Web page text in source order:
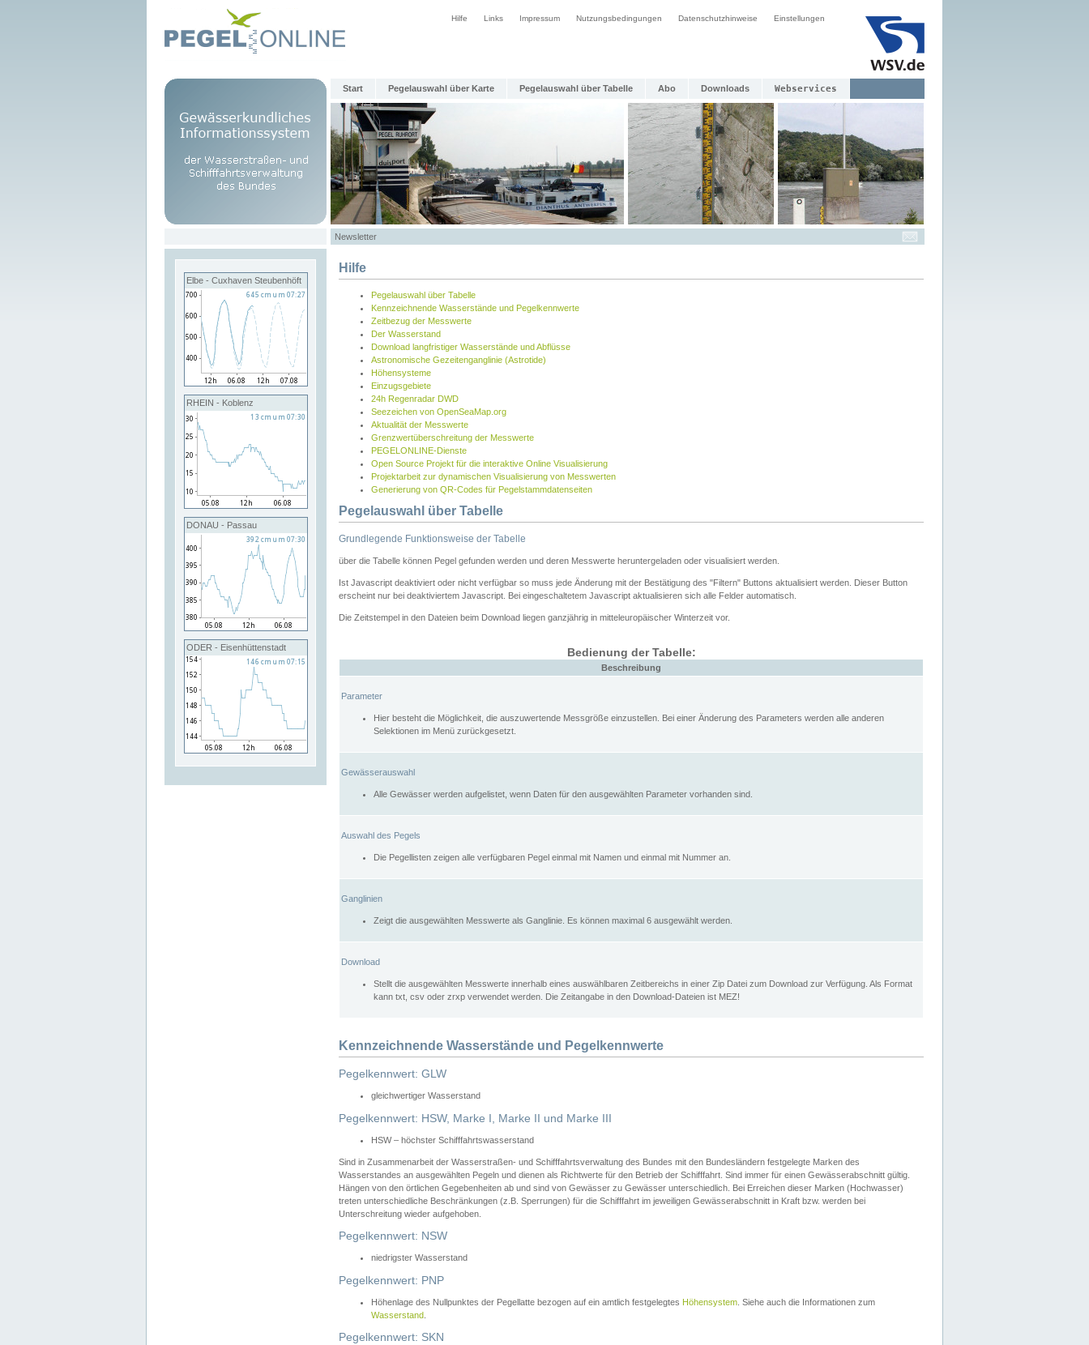
Hilfe Links Impressum Nutzungsbedingungen Datenschutzhinweise Einstellungen
Start Pegelauswahl über Karte Pegelauswahl über Tabelle Abo Downloads Webservices
Newsletter
Elbe - Cuxhaven Steubenhöft
RHEIN - Koblenz
DONAU - Passau
ODER - Eisenhüttenstadt
Hilfe
Pegelauswahl über Tabelle
Kennzeichnende Wasserstände und Pegelkennwerte
Zeitbezug der Messwerte
Der Wasserstand
Download langfristiger Wasserstände und Abflüsse
Astronomische Gezeitenganglinie (Astrotide)
Höhensysteme
Einzugsgebiete
24h Regenradar DWD
Seezeichen von OpenSeaMap.org
Aktualität der Messwerte
Grenzwertüberschreitung der Messwerte
PEGELONLINE-Dienste
Open Source Projekt für die interaktive Online Visualisierung
Projektarbeit zur dynamischen Visualisierung von Messwerten
Generierung von QR-Codes für Pegelstammdatenseiten
Pegelauswahl über Tabelle
Grundlegende Funktionsweise der Tabelle
über die Tabelle können Pegel gefunden werden und deren Messwerte heruntergeladen oder visualisiert werden.
Ist Javascript deaktiviert oder nicht verfügbar so muss jede Änderung mit der Bestätigung des "Filtern" Buttons aktualisiert werden. Dieser Button
erscheint nur bei deaktiviertem Javascript. Bei eingeschaltetem Javascript aktualisieren sich alle Felder automatisch.
Die Zeitstempel in den Dateien beim Download liegen ganzjährig in mitteleuropäischer Winterzeit vor.
Bedienung der Tabelle:
Beschreibung
Parameter
Hier besteht die Möglichkeit, die auszuwertende Messgröße einzustellen. Bei einer Änderung des Parameters werden alle anderen
Selektionen im Menü zurückgesetzt.
Gewässerauswahl
Alle Gewässer werden aufgelistet, wenn Daten für den ausgewählten Parameter vorhanden sind.
Auswahl des Pegels
Die Pegellisten zeigen alle verfügbaren Pegel einmal mit Namen und einmal mit Nummer an.
Ganglinien
Zeigt die ausgewählten Messwerte als Ganglinie. Es können maximal 6 ausgewählt werden.
Download
Stellt die ausgewählten Messwerte innerhalb eines auswählbaren Zeitbereichs in einer Zip Datei zum Download zur Verfügung. Als Format
kann txt, csv oder zrxp verwendet werden. Die Zeitangabe in den Download-Dateien ist MEZ!
Kennzeichnende Wasserstände und Pegelkennwerte
Pegelkennwert: GLW
gleichwertiger Wasserstand
Pegelkennwert: HSW, Marke I, Marke II und Marke III
HSW – höchster Schifffahrtswasserstand
Sind in Zusammenarbeit der Wasserstraßen- und Schifffahrtsverwaltung des Bundes mit den Bundesländern festgelegte Marken des
Wasserstandes an ausgewählten Pegeln und dienen als Richtwerte für den Betrieb der Schifffahrt. Sind immer für einen Gewässerabschnitt gültig.
Hängen von den örtlichen Gegebenheiten ab und sind von Gewässer zu Gewässer unterschiedlich. Bei Erreichen dieser Marken (Hochwasser)
treten unterschiedliche Beschränkungen (z.B. Sperrungen) für die Schifffahrt im jeweiligen Gewässerabschnitt in Kraft bzw. werden bei
Unterschreitung wieder aufgehoben.
Pegelkennwert: NSW
niedrigster Wasserstand
Pegelkennwert: PNP
Höhenlage des Nullpunktes der Pegellatte bezogen auf ein amtlich festgelegtes Höhensystem . Siehe auch die Informationen zum
Wasserstand
Pegelkennwert: SKN